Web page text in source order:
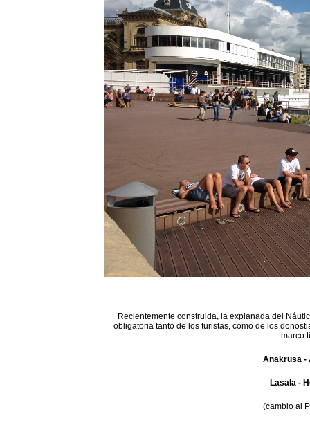
Recientemente construida, la explanada del
obligatoria tanto de los turistas, como de los
marco
Anakrusa -
Lasala -
(cambio al